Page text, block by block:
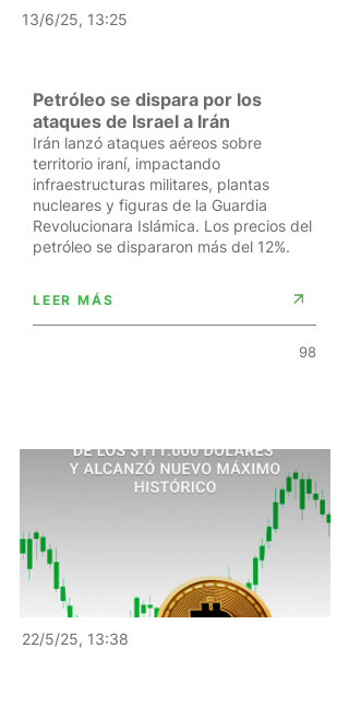
13/6/25, 13:25
Petróleo se dispara por los
ataques de Israel a Irán
Irán lanzó ataques aéreos sobre
territorio iraní, impactando
infraestructuras militares, plantas
nucleares y figuras de la Guardia
Revolucionara Islámica. Los precios del
petróleo se dispararon más del 12%.
LEER MÁS
98
22/5/25, 13:38